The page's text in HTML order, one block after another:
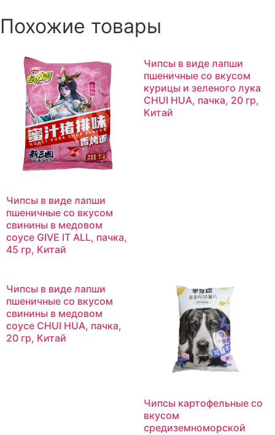
Похожие товары
Чипсы в виде лапши
пшеничные со вкусом
свинины в медовом
соусе GIVE IT ALL, пачка,
45 гр, Китай
Чипсы в виде лапши
пшеничные со вкусом
курицы и зеленого лука
CHUI HUA, пачка, 20 гр,
Китай
Чипсы в виде лапши
пшеничные со вкусом
свинины в медовом
соусе CHUI HUA, пачка,
20 гр, Китай
Чипсы картофельные со
вкусом
средиземноморской